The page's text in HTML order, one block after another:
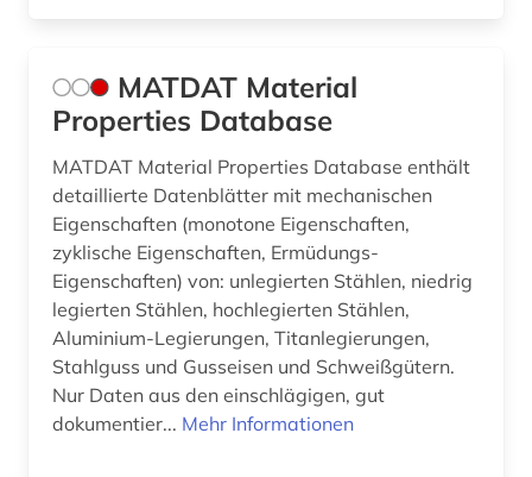
MATDAT Material
Properties Database
MATDAT Material Properties Database enthält
detaillierte Datenblätter mit mechanischen
Eigenschaften (monotone Eigenschaften,
zyklische Eigenschaften, Ermüdungs-
Eigenschaften) von: unlegierten Stählen, niedrig
legierten Stählen, hochlegierten Stählen,
Aluminium-Legierungen, Titanlegierungen,
Stahlguss und Gusseisen und Schweißgütern.
Nur Daten aus den einschlägigen, gut
dokumentier... Mehr Informationen